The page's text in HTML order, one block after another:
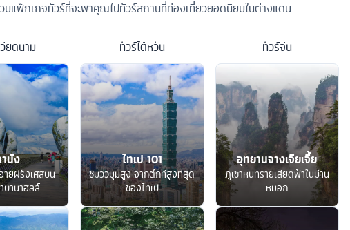
มแพ็กเกจทัวร์ที่จะพาคุณไปทัวร์สถานที่ท่องเที่ยวยอดนิยมในต่างแดน
ยดนาม
นัง
ยฝรั่งเศสบน
บานาฮิลล์
ทัวร์ไต้หวัน
ไทเป 101
ชมวิวมุมสูง จากตึกที่สูงที่สุด
ของไทเป
ทัวร์จีน
อุทยานจางเจียเจี้ย
ภูเขาหินทรายเสียดฟ้าในม่าน
หมอก